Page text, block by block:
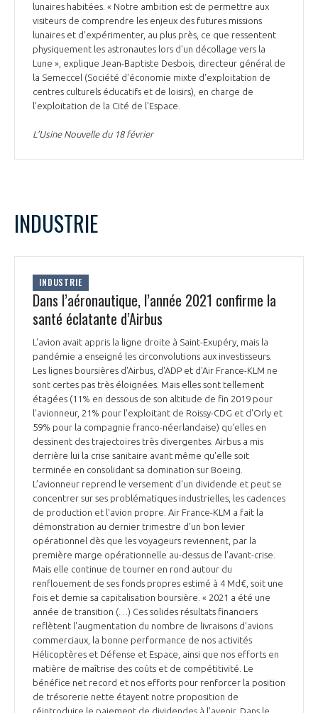
lunaires habitées. « Notre ambition est de permettre aux
visiteurs de comprendre les enjeux des futures missions
lunaires et d'expérimenter, au plus près, ce que ressentent
physiquement les astronautes lors d'un décollage vers la
Lune », explique Jean-Baptiste Desbois, directeur général de
la Semeccel (Société d'économie mixte d'exploitation de
centres culturels éducatifs et de loisirs), en charge de
l'exploitation de la Cité de l’Espace.
L’Usine Nouvelle du 18 février
INDUSTRIE
INDUSTRIE
Dans l’aéronautique, l’année 2021 confirme la
santé éclatante d’Airbus
L'avion avait appris la ligne droite à Saint-Exupéry, mais la
pandémie a enseigné les circonvolutions aux investisseurs.
Les lignes boursières d'Airbus, d'ADP et d'Air France-KLM ne
sont certes pas très éloignées. Mais elles sont tellement
étagées (11% en dessous de son altitude de fin 2019 pour
l'avionneur, 21% pour l'exploitant de Roissy-CDG et d'Orly et
59% pour la compagnie franco-néerlandaise) qu'elles en
dessinent des trajectoires très divergentes. Airbus a mis
derrière lui la crise sanitaire avant même qu'elle soit
terminée en consolidant sa domination sur Boeing.
L’avionneur reprend le versement d'un dividende et peut se
concentrer sur ses problématiques industrielles, les cadences
de production et l'avion propre. Air France-KLM a fait la
démonstration au dernier trimestre d'un bon levier
opérationnel dès que les voyageurs reviennent, par la
première marge opérationnelle au-dessus de l'avant-crise.
Mais elle continue de tourner en rond autour du
renflouement de ses fonds propres estimé à 4 Md€, soit une
fois et demie sa capitalisation boursière. « 2021 a été une
année de transition (…) Ces solides résultats financiers
reflètent l'augmentation du nombre de livraisons d'avions
commerciaux, la bonne performance de nos activités
Hélicoptères et Défense et Espace, ainsi que nos efforts en
matière de maîtrise des coûts et de compétitivité. Le
bénéfice net record et nos efforts pour renforcer la position
de trésorerie nette étayent notre proposition de